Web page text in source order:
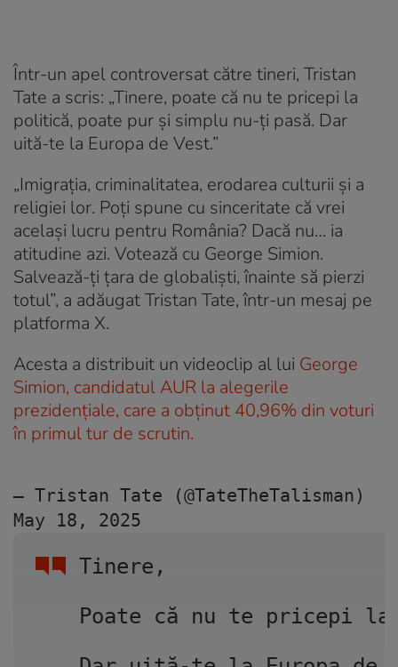
Într-un apel controversat către tineri, Tristan
Tate a scris: „Tinere, poate că nu te pricepi la
politică, poate pur și simplu nu-ți pasă. Dar
uită-te la Europa de Vest.”
„Imigrația, criminalitatea, erodarea culturii și a
religiei lor. Poți spune cu sinceritate că vrei
același lucru pentru România? Dacă nu… ia
atitudine azi. Votează cu George Simion.
Salvează-ți țara de globaliști, înainte să pierzi
totul”, a adăugat Tristan Tate, într-un mesaj pe
platforma X.
Acesta a distribuit un videoclip al lui George
Simion, candidatul AUR la alegerile
prezidențiale, care a obținut 40,96% din voturi
în primul tur de scrutin.
Tinere,
Poate că nu te pricepi
— Tristan Tate (@TateTheTalisman)
May 18, 2025